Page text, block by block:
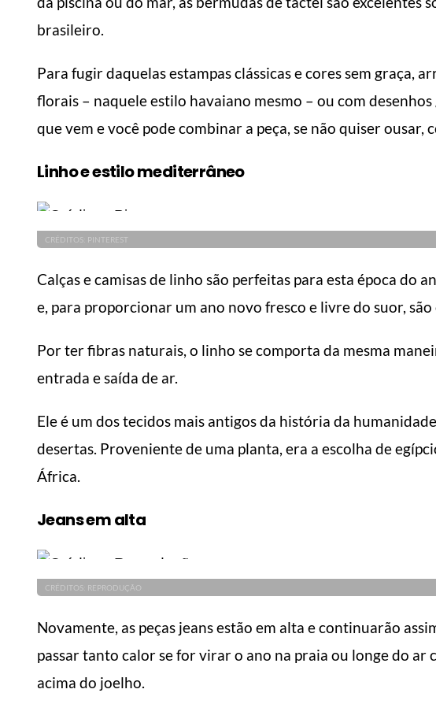
brasileiro.
Para fugir daquelas estampas clássicas e cores sem graça,
florais – naquele estilo havaiano mesmo – ou com
que vem e você pode combinar a peça, se não quiser ousar,
Linho e estilo mediterrâneo
CRÉDITOS: PINTEREST
Calças e camisas de linho são perfeitas para esta época do
e, para proporcionar um ano novo fresco e livre do suor, são
Por ter fibras naturais, o linho se comporta da mesma
entrada e saída de ar.
Ele é um dos tecidos mais antigos da história da
desertas. Proveniente de uma planta, era a escolha de
África.
Jeans em alta
CRÉDITOS: REPRODUÇÃO
Novamente, as peças jeans estão em alta e continuarão
passar tanto calor se for virar o ano na praia ou longe do
acima do joelho.